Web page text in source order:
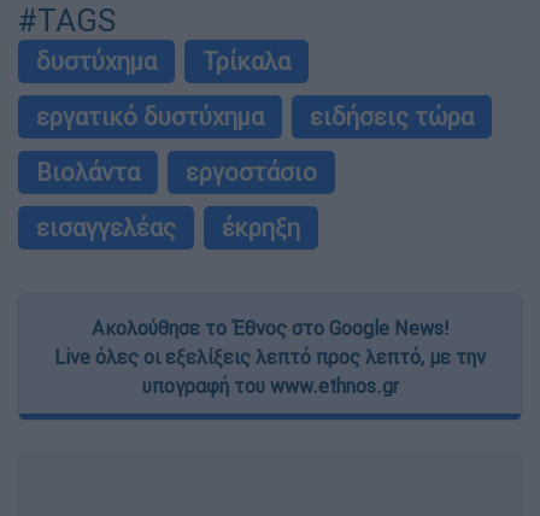
#TAGS
δυστύχημα
Τρίκαλα
εργατικό δυστύχημα
ειδήσεις τώρα
Βιολάντα
εργοστάσιο
εισαγγελέας
έκρηξη
Ακολούθησε το Έθνος στο Google News!
Live όλες οι εξελίξεις λεπτό προς λεπτό, με την
υπογραφή του www.ethnos.gr